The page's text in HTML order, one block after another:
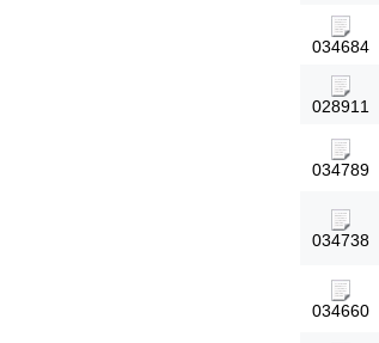
034684
028911
034789
034738
034660